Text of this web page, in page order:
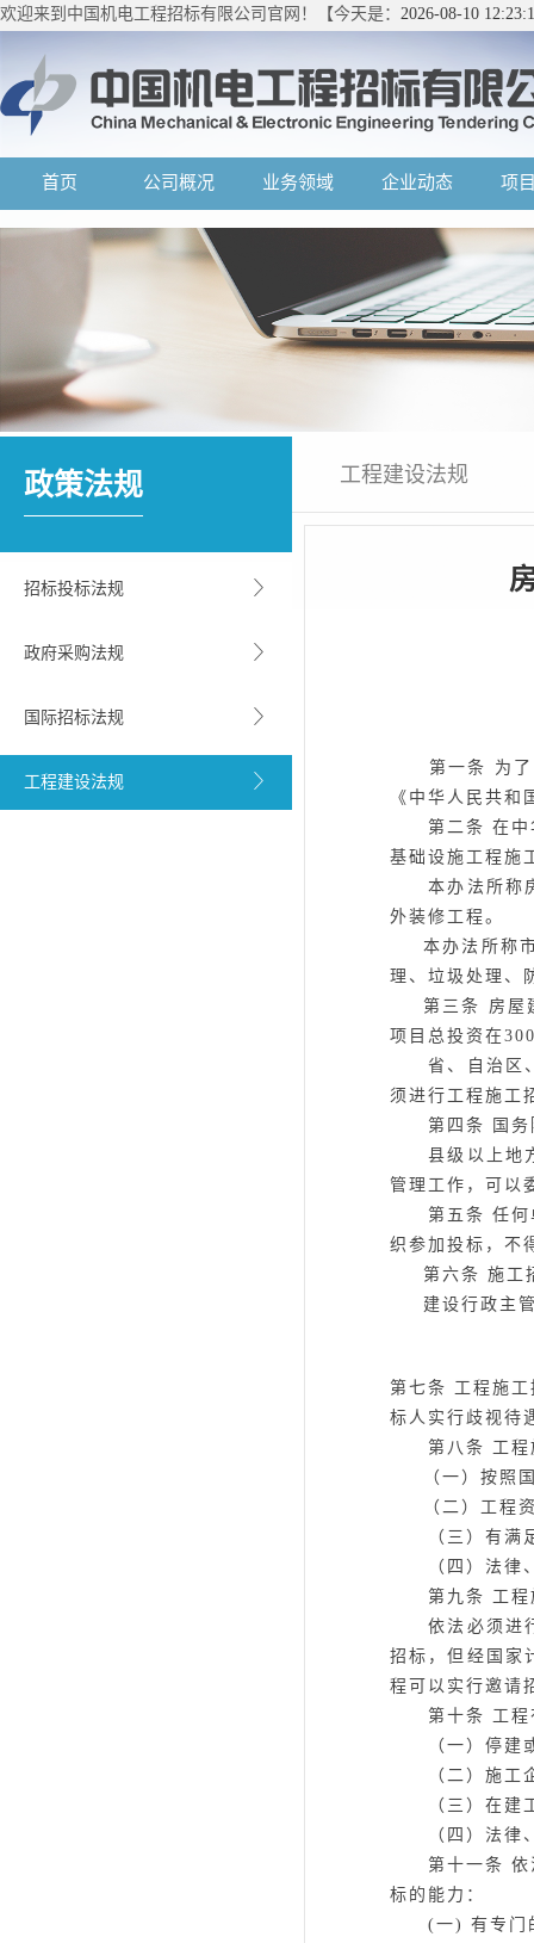
欢迎来到中国机电工程招标有限公司官网！【今天是： 2026-08-10
首页 公司概况 业务领域 企业动态 项
政策法规
招标投标法规
政府采购法规
国际招标法规
工程建设法规
工程建设法规
第一条
为
《中华人民共
第二条 在中
基础设施工程施
本办法所称房
外装修工程。
本办法所称
理、垃圾处理、
第三条
房屋
项目总投资在
省、自治区、
须进行工程施工
第四条
国
县级以上地方
管理工作，可以
第五条 任何
织参加投标，不
第六条 施工
建设行政主
第七条 工程施
标人实行歧视待
第八条 工
（一）按照
（二）工程
（三）有满足
（四）法律、
第九条 工
依法必须进行
招标，但经国家
程可以实行邀请
第十条 工
（一）停建或
（二）施工企
（三）在建工
（四）法律、
第十一条 依
标的能力：
(一) 有专门